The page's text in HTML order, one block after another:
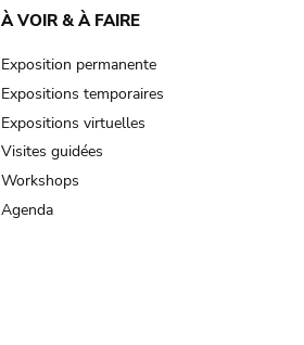
À VOIR & À FAIRE
Exposition permanente
Expositions temporaires
Expositions virtuelles
Visites guidées
Workshops
Agenda